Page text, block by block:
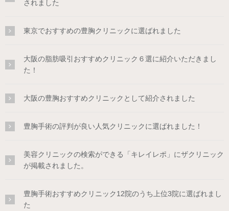
されました
東京でおすすめの豊胸クリニックに選ばれました
大阪の脂肪吸引おすすめクリニック６選に紹介いただきまし
た！
大阪の豊胸おすすめクリニックとして紹介されました
豊胸手術の評判が良い人気クリニックに選ばれました！
美容クリニックの検索ができる「キレイレポ」にザクリニック
が掲載されました。
豊胸手術おすすめクリニック12院のうち上位3院に選ばれまし
た